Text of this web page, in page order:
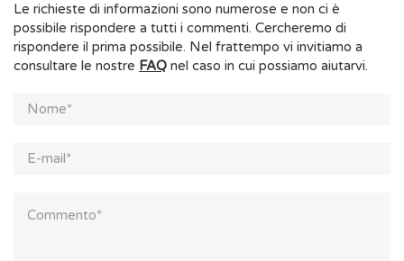
Le richieste di informazioni sono numerose e non ci è
possibile rispondere a tutti i commenti. Cercheremo di
rispondere il prima possibile. Nel frattempo vi invitiamo a
consultare le nostre FAQ nel caso in cui possiamo aiutarvi.